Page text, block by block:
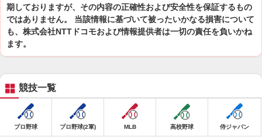
期しておりますが、その内容の正確性および安全性を保証するもの
ではありません。 当該情報に基づいて被ったいかなる損害について
も、株式会社NTTドコモおよび情報提供者は一切の責任を負いかね
ます。
競技一覧
プロ野球 プロ野球(2軍) MLB 高校野球 侍ジャパン